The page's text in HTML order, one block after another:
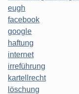
eugh
facebook
google
haftung
internet
irreführung
kartellrecht
löschung